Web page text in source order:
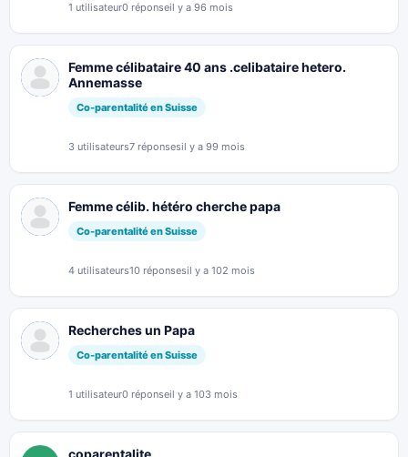
1 utilisateur0 réponseil y a 96 mois
Femme célibataire 40 ans .celibataire hetero.
Annemasse
Co-parentalité en Suisse
3 utilisateurs7 réponsesil y a 99 mois
Femme célib. hétéro cherche papa
Co-parentalité en Suisse
4 utilisateurs10 réponsesil y a 102 mois
Recherches un Papa
Co-parentalité en Suisse
1 utilisateur0 réponseil y a 103 mois
coparentalite